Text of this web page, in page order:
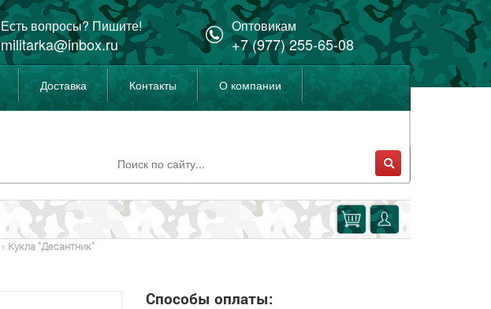
Есть вопросы? Пишите!
militarka@inbox.ru
Оптовикам
+7 (977) 255-65-08
Доставка Контакты О компании
» Кукла "Десантник"
Способы оплаты: